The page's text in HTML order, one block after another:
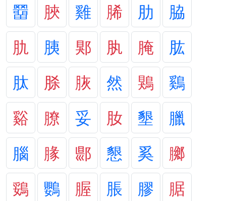
羀
脥 雞 脪 肋
脇
肍
胰 郹 肒 腌
肱
肽
脎 脄 然 鶪
鷄
谿
膫 妥 肗 墾
臘
腦
腞 郻 懇 奚
膷
鵎
鸚 腛 脹 膠 腒